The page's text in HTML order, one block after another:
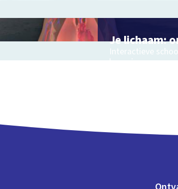
Je lichaam:
Interactieve
langs je organen